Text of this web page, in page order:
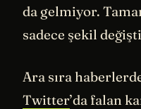
da gelmiyor.
sadece şekil
Ara sıra
Twitter’da falan